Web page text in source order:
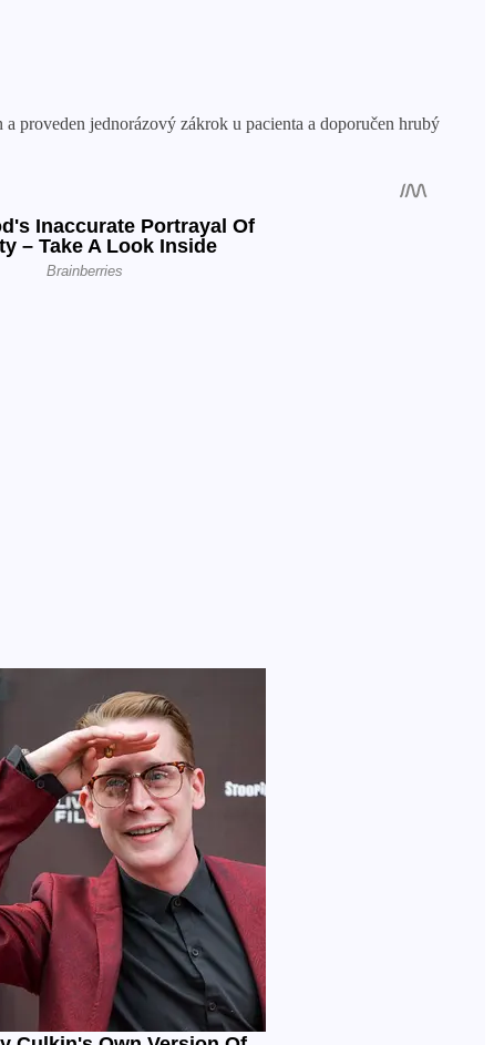
proveden jednorázový zákrok u pacienta a doporučen hrubý